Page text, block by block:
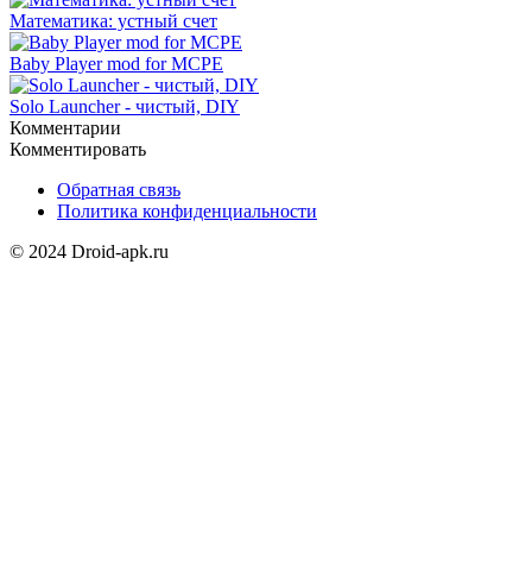
Математика: устный счет
Baby Player mod for MCPE
Solo Launcher - чистый, DIY
Комментарии
Комментировать
Обратная связь
Политика конфиденциальности
© 2024 Droid-apk.ru